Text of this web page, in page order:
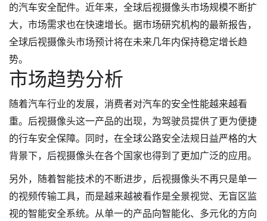
的汽车安全配件。近年来，全球后视摄像头市场规模不断扩
大，市场需求也在快速增长。据市场研究机构的最新报告，
全球后视摄像头市场预计将在未来几年内保持稳定增长趋
势。
市场趋势分析
随着汽车行业的发展，消费者对汽车的安全性能越来越看
重。后视摄像头这一产品的出现，为驾驶员提供了更为便捷
的行车安全保障。同时，在全球公路安全法规日益严格的大
背景下，后视摄像头在各个国家也得到了更加广泛的应用。
另外，随着智能技术的不断进步，后视摄像头不再只是单一
的视频传输工具，而是越来越被看作是全景视觉、无盲区监
视的智能安全系统。从单一的产品向智能化、多元化的方向